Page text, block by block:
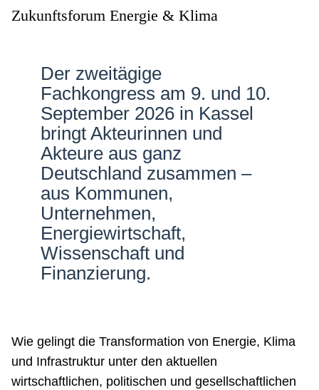
Innovationsfelder
Netzwerke
Zukunftsforum Energie & Klima
Der zweitägige
Fachkongress am 9. und 10.
September 2026 in Kassel
bringt Akteurinnen und
Akteure aus ganz
Deutschland zusammen –
aus Kommunen,
Unternehmen,
Energiewirtschaft,
Wissenschaft und
Finanzierung.
Wie gelingt die Transformation von Energie, Klima
und Infrastruktur unter den aktuellen
wirtschaftlichen, politischen und gesellschaftlichen